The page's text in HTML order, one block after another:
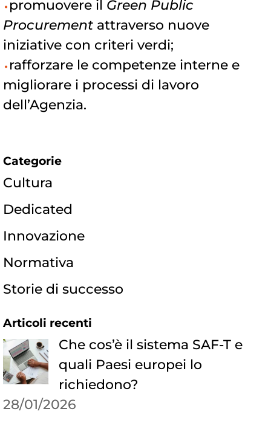
promuovere il Green Public
Procurement attraverso nuove
iniziative con criteri verdi;
rafforzare le competenze interne e
migliorare i processi di lavoro
dell’Agenzia.
Categorie
Cultura
Dedicated
Innovazione
Normativa
Storie di successo
Articoli recenti
Che cos’è il sistema SAF-T e
quali Paesi europei lo
richiedono?
28/01/2026